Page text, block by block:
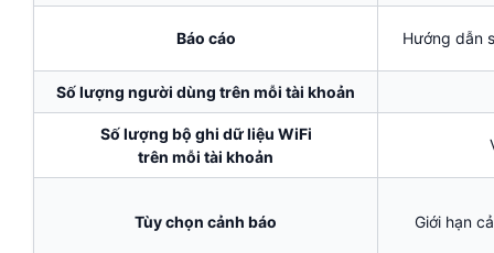
Báo cáo Hướng dẫn
Số lượng người dùng trên mỗi tài khoản
Số lượng bộ ghi dữ liệu WiFi
trên mỗi tài khoản
Tùy chọn cảnh báo Giới hạn